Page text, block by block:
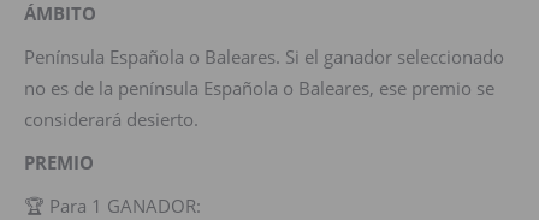
ÁMBITO
Península Española o Baleares. Si el ganador seleccionado
no es de la península Española o Baleares, ese premio se
considerará desierto.
PREMIO
🏆 Para 1 GANADOR: